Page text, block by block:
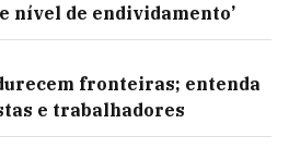
nível de endividamento’
fronteiras; entenda
e trabalhadores